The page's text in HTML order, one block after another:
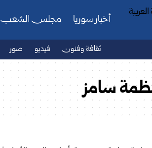
أخبار سوريا مجلس الشعب
ثقافة وفنون فيديو صور
سامز